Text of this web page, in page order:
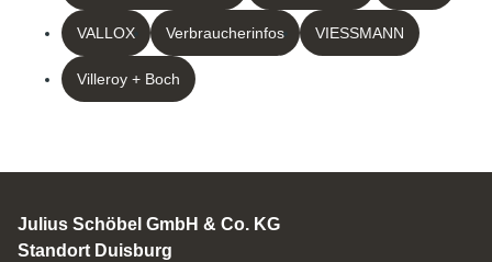
VALLOX Verbraucherinfos VIESSMANN
Villeroy + Boch
Julius Schöbel GmbH & Co. KG
Standort Duisburg